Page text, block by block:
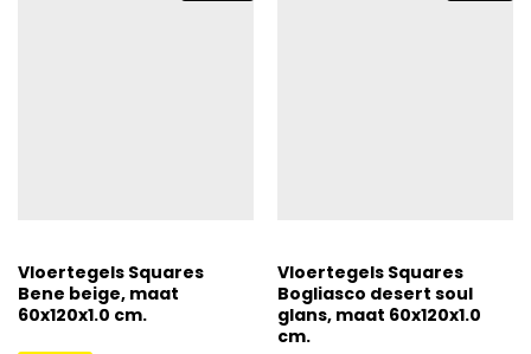
Vloertegels Squares
Bene beige, maat
60x120x1.0 cm.
Vloertegels Squares
Bogliasco desert soul
glans, maat 60x120x1.0
cm.